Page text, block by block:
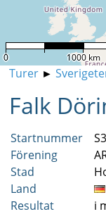
0 1000 km
Turer►
Falk
Startnummer
Förening
Stad
Land
Resultat
i